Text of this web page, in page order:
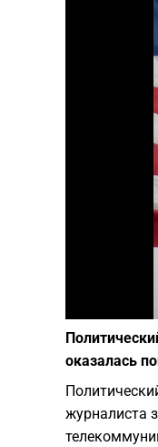
оказалась
журналиста